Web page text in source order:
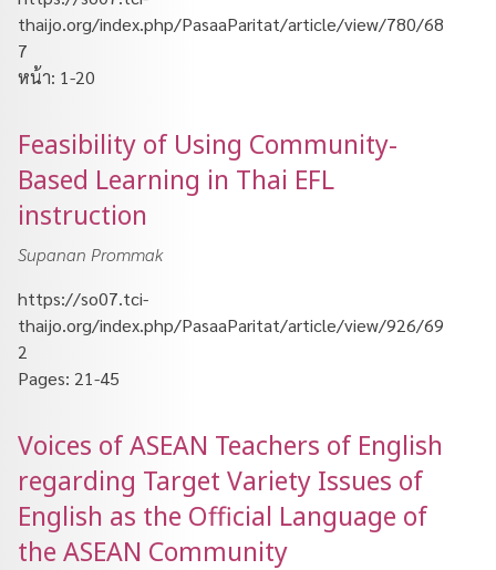
thaijo.org/index.php/PasaaParitat/article/view/780/68
7
หน้า: 1-20
Feasibility of Using Community-
Based Learning in Thai EFL
instruction
Supanan Prommak
https://so07.tci-
thaijo.org/index.php/PasaaParitat/article/view/926/69
2
Pages: 21-45
Voices of ASEAN Teachers of English
regarding Target Variety Issues of
English as the Official Language of
the ASEAN Community